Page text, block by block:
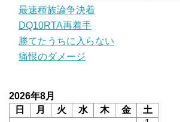
最速種族論争決着
DQ10RTA再着手
勝てたうちに入らない
痛恨のダメージ
2026年8月
日
月 火 水 木 金 土